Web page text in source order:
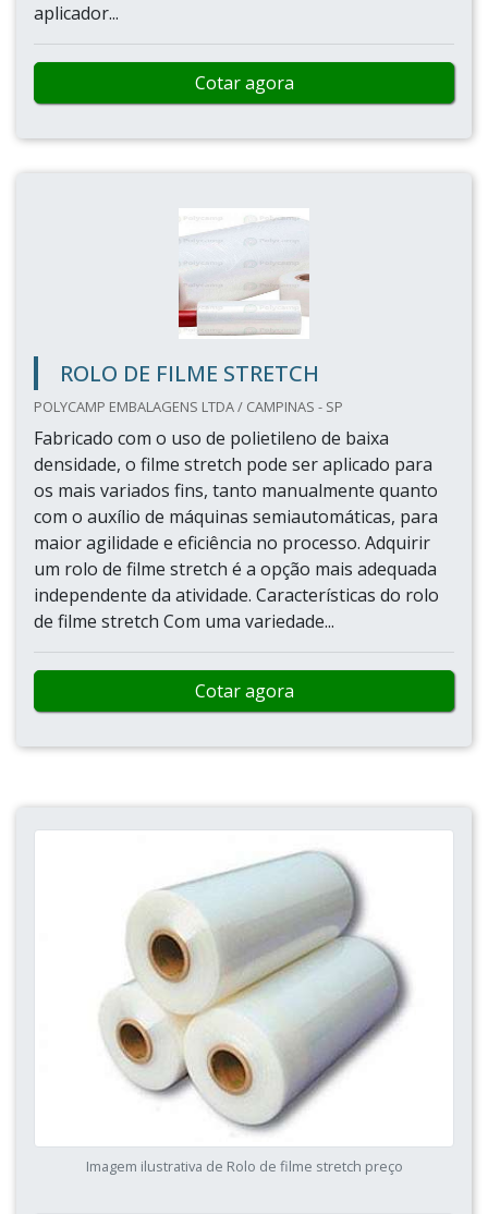
aplicador...
Cotar agora
ROLO DE FILME STRETCH
POLYCAMP EMBALAGENS LTDA / CAMPINAS - SP
Fabricado com o uso de polietileno de baixa
densidade, o filme stretch pode ser aplicado para
os mais variados fins, tanto manualmente quanto
com o auxílio de máquinas semiautomáticas, para
maior agilidade e eficiência no processo. Adquirir
um rolo de filme stretch é a opção mais adequada
independente da atividade. Características do rolo
de filme stretch Com uma variedade...
Cotar agora
Imagem ilustrativa de Rolo de filme stretch preço